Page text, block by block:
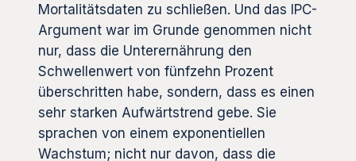
Mortalitätsdaten zu schließen. Und das IPC-
Argument war im Grunde genommen nicht
nur, dass die Unterernährung den
Schwellenwert von fünfzehn Prozent
überschritten habe, sondern, dass es einen
sehr starken Aufwärtstrend gebe. Sie
sprachen von einem exponentiellen
Wachstum; nicht nur davon, dass die